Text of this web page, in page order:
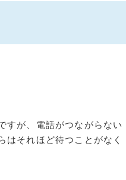
すが、電話がつながらない
はそれほど待つことがなく